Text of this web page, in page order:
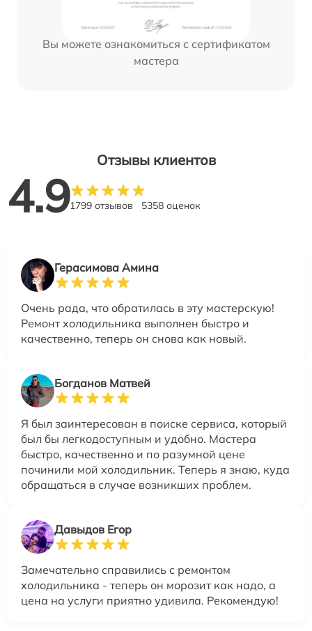
Вы можете ознакомиться с сертификатом
мастера
Отзывы клиентов
4.91799 отзывов 5358 оценок
Герасимова Амина
Очень рада, что обратилась в эту мастерскую!
Ремонт холодильника выполнен быстро и
качественно, теперь он снова как новый.
Богданов Матвей
Я был заинтересован в поиске сервиса, который
был бы легкодоступным и удобно. Мастера
быстро, качественно и по разумной цене
починили мой холодильник. Теперь я знаю, куда
обращаться в случае возникших проблем.
Давыдов Егор
Замечательно справились с ремонтом
холодильника - теперь он морозит как надо, а
цена на услуги приятно удивила. Рекомендую!